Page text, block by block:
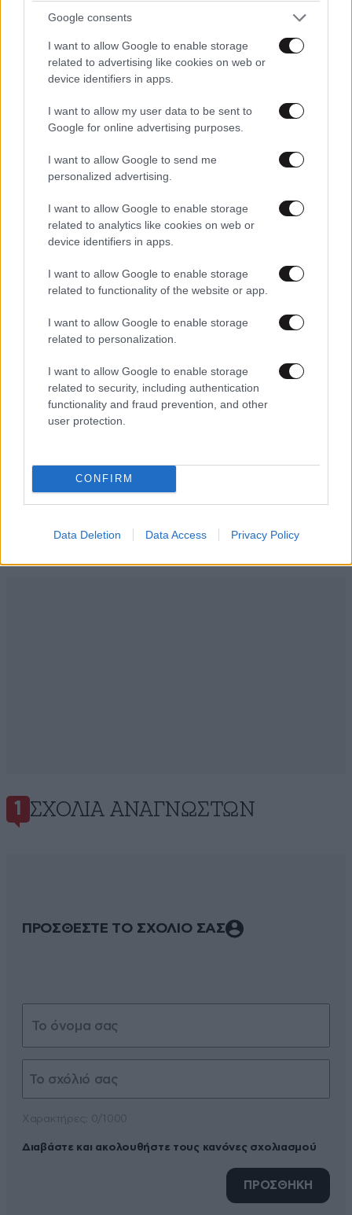
Google consents
I want to allow Google to enable storage
related to advertising like cookies on web or
device identifiers in apps.
I want to allow my user data to be sent to
Google for online advertising purposes.
I want to allow Google to send me
personalized advertising.
I want to allow Google to enable storage
related to analytics like cookies on web or
device identifiers in apps.
I want to allow Google to enable storage
related to functionality of the website or app.
I want to allow Google to enable storage
related to personalization.
I want to allow Google to enable storage
related to security, including authentication
functionality and fraud prevention, and other
user protection.
CONFIRM
Data Deletion Data Access Privacy Policy
του 2028 αποφάσισε η BMW – Στόχος η
εξοικονόμηση ενός δισεκατομμυρίου ευρώ
Η Nissan συνεχίζει να «ηλεκτρίζει» τα πλήθη
Ακολουθήστε τοNEWSBEAST
1 ΣΧΌΛΙΑ ΑΝΑΓΝΩΣΤΏΝ
ΠΡΟΣΘΕΣΤΕ ΤΟ ΣΧΟΛΙΟ ΣΑΣ
Διαβάστε και ακολουθήστε τους κανόνες σχολιασμού
ΠΡΟΣΘΗΚΗ